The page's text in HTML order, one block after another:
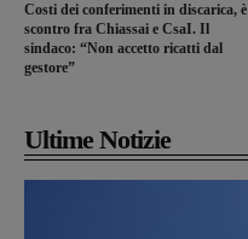
Costi dei conferimenti in discarica, è
scontro fra Chiassai e CsaI. Il
sindaco: “Non accetto ricatti dal
gestore”
Ultime Notizie